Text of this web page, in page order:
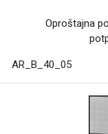
Oproštajna
AR_B_40_05